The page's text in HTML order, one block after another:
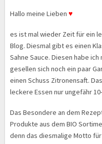
Hallo meine Lieben ♥
es ist mal wieder Zeit für ein
Blog. Diesmal gibt es einen
Sahne Sauce. Diesen habe
gesellen sich noch ein paar
einen Schuss Zitronensaft.
leckere Essen nur ungefähr
Das Besondere an dem
Produkte aus dem BIO
denn das diesmalige Motto